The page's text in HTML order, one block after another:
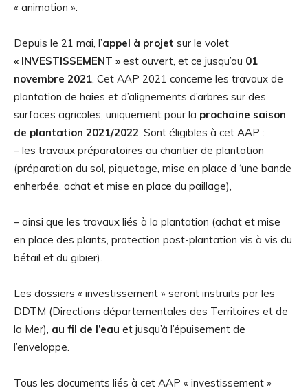
« animation ».
Depuis le 21 mai, l’appel à projet sur le volet
« INVESTISSEMENT » est ouvert, et ce jusqu’au 01
novembre 2021. Cet AAP 2021 concerne les travaux de
plantation de haies et d’alignements d’arbres sur des
surfaces agricoles, uniquement pour la prochaine saison
de plantation 2021/2022. Sont éligibles à cet AAP :
– les travaux préparatoires au chantier de plantation
(préparation du sol, piquetage, mise en place d ‘une bande
enherbée, achat et mise en place du paillage),
– ainsi que les travaux liés à la plantation (achat et mise
en place des plants, protection post-plantation vis à vis du
bétail et du gibier).
Les dossiers « investissement » seront instruits par les
DDTM (Directions départementales des Territoires et de
la Mer), au fil de l’eau et jusqu’à l’épuisement de
l’enveloppe.
Tous les documents liés à cet AAP « investissement »